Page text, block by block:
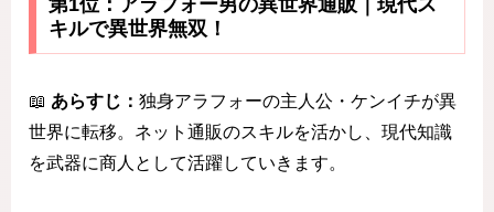
第1位：アラフォー男の異世界通販｜現代ス
キルで異世界無双！
📖 あらすじ： 独身アラフォーの主人公・ケンイチが異
世界に転移。ネット通販のスキルを活かし、現代知識
を武器に商人として活躍していきます。